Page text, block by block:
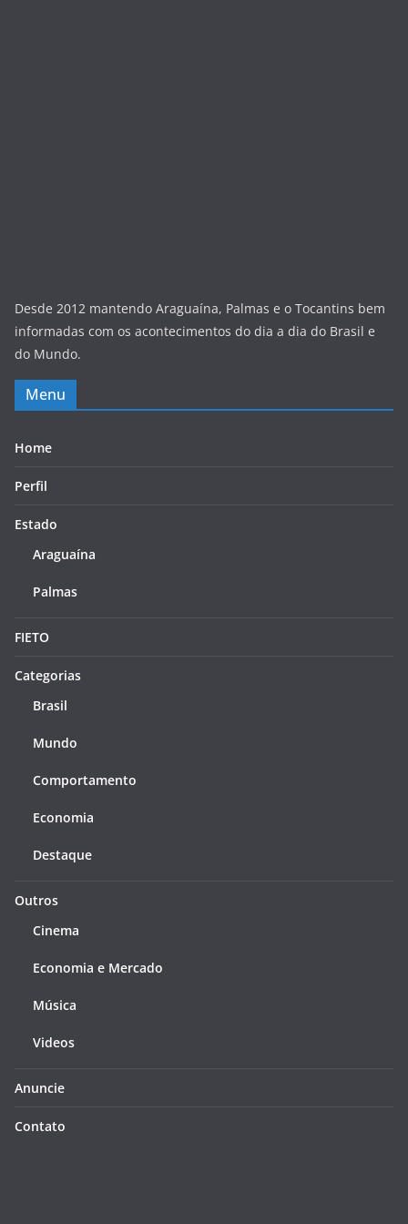
Desde 2012 mantendo Araguaína, Palmas e o Tocantins bem
informadas com os acontecimentos do dia a dia do Brasil e
do Mundo.
Menu
Home
Perfil
Estado
Araguaína
Palmas
FIETO
Categorias
Brasil
Mundo
Comportamento
Economia
Destaque
Outros
Cinema
Economia e Mercado
Música
Videos
Anuncie
Contato